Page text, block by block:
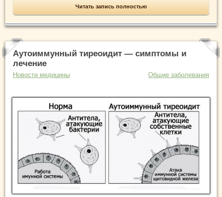
Читать запись полностью
Аутоиммунный тиреоидит — симптомы и
лечение
Новости медицины Общие заболевания